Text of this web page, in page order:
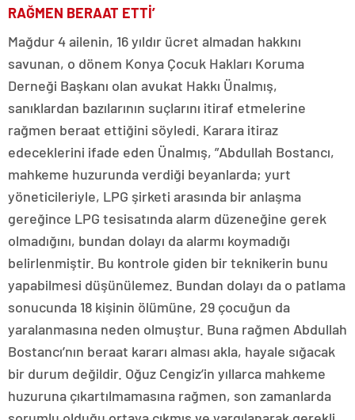
RAĞMEN BERAAT ETTİ’
Mağdur 4 ailenin, 16 yıldır ücret almadan hakkını
savunan, o dönem Konya Çocuk Hakları Koruma
Derneği Başkanı olan avukat Hakkı Ünalmış,
sanıklardan bazılarının suçlarını itiraf etmelerine
rağmen beraat ettiğini söyledi. Karara itiraz
edeceklerini ifade eden Ünalmış, ”Abdullah Bostancı,
mahkeme huzurunda verdiği beyanlarda; yurt
yöneticileriyle, LPG şirketi arasında bir anlaşma
gereğince LPG tesisatında alarm düzeneğine gerek
olmadığını, bundan dolayı da alarmı koymadığı
belirlenmiştir. Bu kontrole giden bir teknikerin bunu
yapabilmesi düşünülemez. Bundan dolayı da o patlama
sonucunda 18 kişinin ölümüne, 29 çocuğun da
yaralanmasına neden olmuştur. Buna rağmen Abdullah
Bostancı’nın beraat kararı alması akla, hayale sığacak
bir durum değildir. Oğuz Cengiz’in yıllarca mahkeme
huzuruna çıkartılmamasına rağmen, son zamanlarda